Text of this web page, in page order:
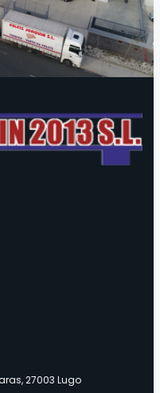
27003 Lugo